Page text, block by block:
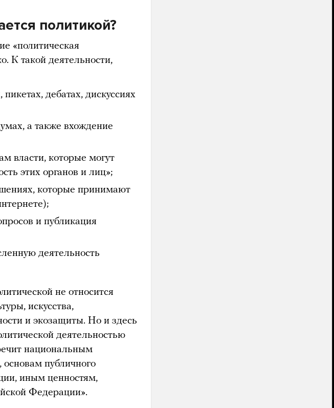
политикой?
«политическая
К такой деятельности,
дебатах, дискуссиях
а также вхождение
власти, которые могут
этих органов и лиц»;
которые принимают
и публикация
деятельность
не относится
искусства,
и экозащиты. Но и здесь
деятельностью
национальным
публичного
иным ценностям,
Федерации».